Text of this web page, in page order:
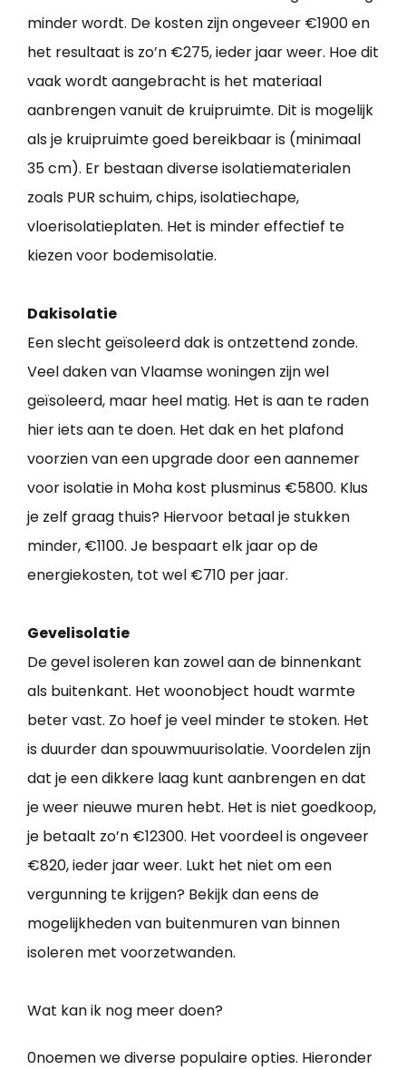
minder wordt. De kosten zijn ongeveer €1900 en
het resultaat is zo’n €275, ieder jaar weer. Hoe dit
vaak wordt aangebracht is het materiaal
aanbrengen vanuit de kruipruimte. Dit is mogelijk
als je kruipruimte goed bereikbaar is (minimaal
35 cm). Er bestaan diverse isolatiematerialen
zoals PUR schuim, chips, isolatiechape,
vloerisolatieplaten. Het is minder effectief te
kiezen voor bodemisolatie.
Dakisolatie
Een slecht geïsoleerd dak is ontzettend zonde.
Veel daken van Vlaamse woningen zijn wel
geïsoleerd, maar heel matig. Het is aan te raden
hier iets aan te doen. Het dak en het plafond
voorzien van een upgrade door een aannemer
voor isolatie in Moha kost plusminus €5800. Klus
je zelf graag thuis? Hiervoor betaal je stukken
minder, €1100. Je bespaart elk jaar op de
energiekosten, tot wel €710 per jaar.
Gevelisolatie
De gevel isoleren kan zowel aan de binnenkant
als buitenkant. Het woonobject houdt warmte
beter vast. Zo hoef je veel minder te stoken. Het
is duurder dan spouwmuurisolatie. Voordelen zijn
dat je een dikkere laag kunt aanbrengen en dat
je weer nieuwe muren hebt. Het is niet goedkoop,
je betaalt zo’n €12300. Het voordeel is ongeveer
€820, ieder jaar weer. Lukt het niet om een
vergunning te krijgen? Bekijk dan eens de
mogelijkheden van buitenmuren van binnen
isoleren met voorzetwanden.
Wat kan ik nog meer doen?
0noemen we diverse populaire opties. Hieronder